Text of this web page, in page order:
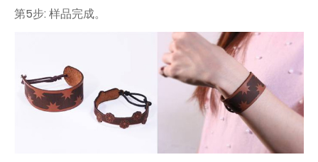
第5步: 样品完成。